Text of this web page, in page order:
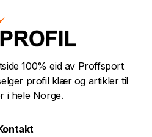
100% eid av Proffsport
profil klær og artikler til
i hele Norge.